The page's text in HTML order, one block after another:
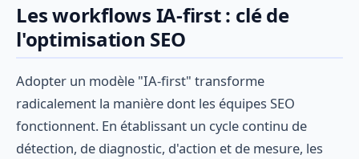
Les workflows IA-first : clé de
l'optimisation SEO
Adopter un modèle "IA-first" transforme
radicalement la manière dont les équipes SEO
fonctionnent. En établissant un cycle continu de
détection, de diagnostic, d'action et de mesure, les